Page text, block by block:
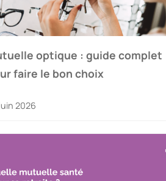
optique : guide complet
faire le bon choix
2026